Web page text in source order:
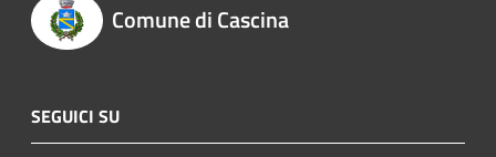
Comune di Cascina
SEGUICI SU